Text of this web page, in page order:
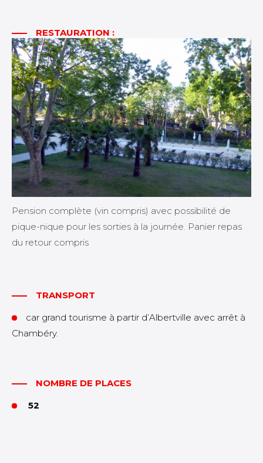
RESTAURATION :
Pension complète (vin compris) avec possibilité de
pique-nique pour les sorties à la journée. Panier repas
du retour compris
TRANSPORT
car grand tourisme à partir d’Albertville avec arrêt à
Chambéry.
NOMBRE DE PLACES
52